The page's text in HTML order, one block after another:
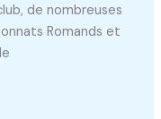
de nombreuses
Romands et